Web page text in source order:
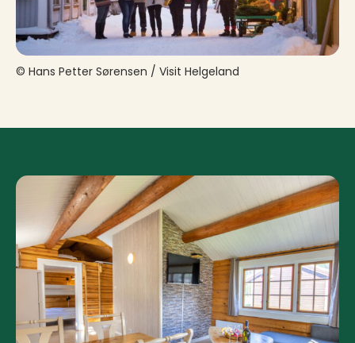
© Hans Petter Sørensen / Visit Helgeland